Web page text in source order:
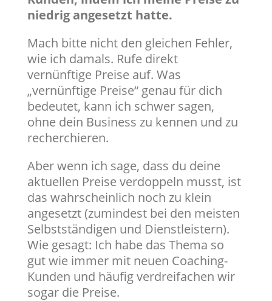
niedrig angesetzt hatte.
Mach bitte nicht den gleichen Fehler,
wie ich damals. Rufe direkt
vernünftige Preise auf. Was
„vernünftige Preise“ genau für dich
bedeutet, kann ich schwer sagen,
ohne dein Business zu kennen und zu
recherchieren.
Aber wenn ich sage, dass du deine
aktuellen Preise verdoppeln musst, ist
das wahrscheinlich noch zu klein
angesetzt (zumindest bei den meisten
Selbstständigen und Dienstleistern).
Wie gesagt: Ich habe das Thema so
gut wie immer mit neuen Coaching-
Kunden und häufig verdreifachen wir
sogar die Preise.